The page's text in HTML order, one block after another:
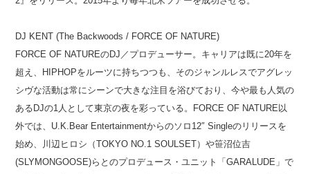
DJ KENT (The Backwoods / FORCE OF NATURE)
FORCE OF NATUREのDJ／プロデューサー。キャリアは既に20年を
超え、HIPHOPをルーツに持ちつつも、そのジャンルレスでアグレッ
シヴな活動は常にシーンで大きな注目を浴びており、今や最も人気の
あるDJの1人として東京の夜を彩っている。FORCE OF NATURE以
外では、U.K.Bear Entertainmentからのソロ12″ Singleのリリースを
始め、川辺ヒロシ（TOKYO NO.1 SOULSET）や笹沼位吉
(SLYMONGOOSE)らとのプロデュース・ユニット「GARALUDE」で